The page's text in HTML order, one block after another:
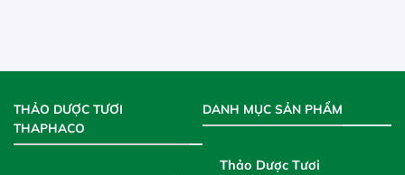
THẢO DƯỢC TƯƠI
THAPHACO
DANH MỤC SẢN PHẨM
Thảo Dược Tươi